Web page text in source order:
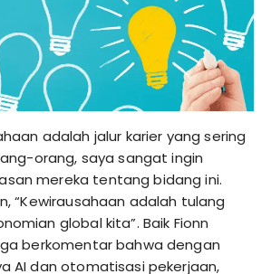
adalah jalur karier yang sering
orang, saya sangat ingin
mereka tentang bidang ini.
“Kewirausahaan adalah tulang
global kita”. Baik Fionn
berkomentar bahwa dengan
AI dan otomatisasi pekerjaan,